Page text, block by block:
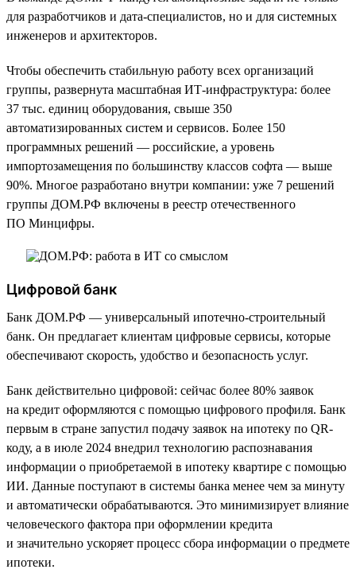
для разработчиков и дата-специалистов, но и для системных
инженеров и архитекторов.
Чтобы обеспечить стабильную работу всех организаций
группы, развернута масштабная ИТ-инфраструктура: более
37 тыс. единиц оборудования, свыше 350
автоматизированных систем и сервисов. Более 150
программных решений — российские, а уровень
импортозамещения по большинству классов софта — выше
90%. Многое разработано внутри компании: уже 7 решений
группы ДОМ.РФ включены в реестр отечественного
ПО Минцифры.
Цифровой банк
Банк ДОМ.РФ — универсальный ипотечно-строительный
банк. Он предлагает клиентам цифровые сервисы, которые
обеспечивают скорость, удобство и безопасность услуг.
Банк действительно цифровой: сейчас более 80% заявок
на кредит оформляются с помощью цифрового профиля. Банк
первым в стране запустил подачу заявок на ипотеку по QR-
коду, а в июле 2024 внедрил технологию распознавания
информации о приобретаемой в ипотеку квартире с помощью
ИИ. Данные поступают в системы банка менее чем за минуту
и автоматически обрабатываются. Это минимизирует влияние
человеческого фактора при оформлении кредита
и значительно ускоряет процесс сбора информации о предмете
ипотеки.